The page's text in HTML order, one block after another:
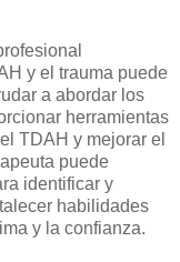
y el trauma puede
a abordar los
herramientas
TDAH y mejorar el
puede
identificar y
habilidades
y la confianza.